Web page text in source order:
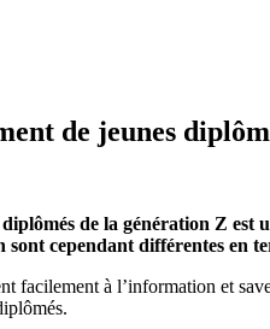
de jeunes
de la génération Z
cependant différentes
facilement à l’information et